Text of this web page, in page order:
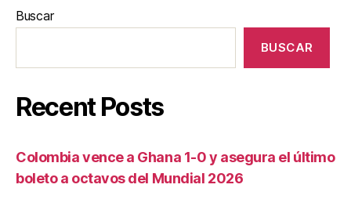
Buscar
BUSCAR
Recent Posts
Colombia vence a Ghana 1-0 y asegura el último
boleto a octavos del Mundial 2026